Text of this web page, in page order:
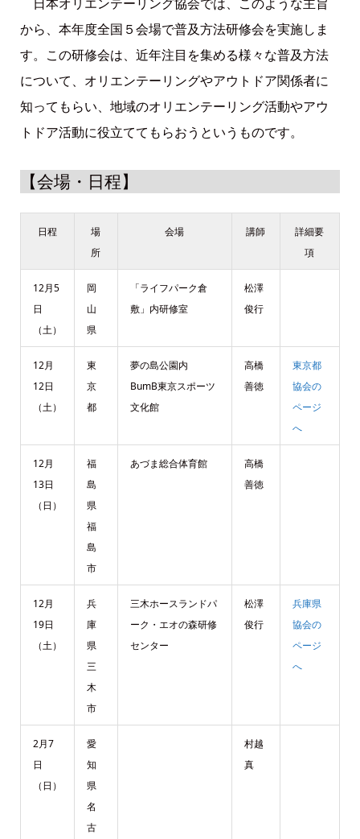
から、本年度全国５会場で普及方法研修会を実施しま
す。この研修会は、近年注目を集める様々な普及方法
について、オリエンテーリングやアウトドア関係者に
知ってもらい、地域のオリエンテーリング活動やアウ
トドア活動に役立ててもらおうというものです。
【会場・日程】
日程
場
所
会場 講師
詳細要
項
12月5
日
（土）
岡
山
県
「ライフパーク倉
敷」内研修室
松澤
俊行
12月
12日
（土）
東
京
都
夢の島公園内
BumB東京スポーツ
文化館
高橋
善徳
東京都
協会の
ページ
へ
12月
13日
（日）
福
島
県
福
島
市
あづま総合体育館
高橋
善徳
12月
19日
（土）
兵
庫
県
三
木
市
三木ホースランドパ
ーク・エオの森研修
センター
松澤
俊行
兵庫県
協会の
ページ
へ
2月7
日
（日）
愛
知
県
名
古
村越
真